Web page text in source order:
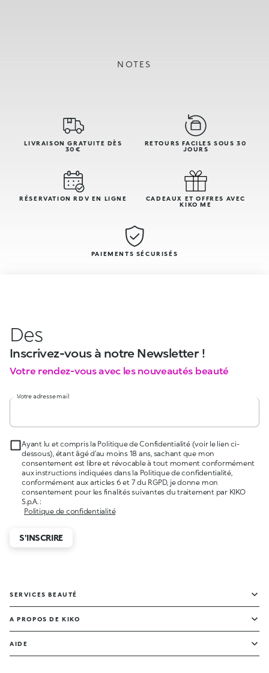
NOTES
LIVRAISON GRATUITE DÈS
30€
RETOURS FACILES SOUS 30
JOURS
RÉSERVATION RDV EN LIGNE
CADEAUX ET OFFRES AVEC
KIKO ME
PAIEMENTS SÉCURISÉS
Des
Inscrivez-vous à notre Newsletter !
Votre rendez-vous avec les nouveautés beauté
Votre adresse mail
Ayant lu et compris la Politique de Confidentialité (voir le lien ci-
dessous), étant âgé d’au moins 18 ans, sachant que mon
consentement est libre et révocable à tout moment conformément
aux instructions indiquées dans la Politique de confidentialité,
conformément aux articles 6 et 7 du RGPD, je donne mon
consentement pour les finalités suivantes du traitement par KIKO
S.p.A. :
Politique de confidentialité
S'INSCRIRE
SERVICES BEAUTÉ
A PROPOS DE KIKO
AIDE